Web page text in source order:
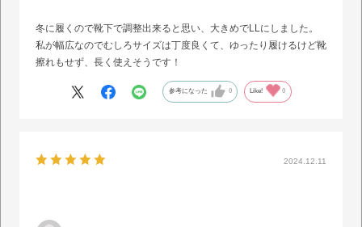
冬に履くので靴下で調整出来ると思い、大きめでLLにしました。
私が幅広なのでむしろサイズは丁度良くて、ゆったり履けるけど靴
擦れもせず、長く使えそうです！
参考になった 0 Like! 0
2024.12.11